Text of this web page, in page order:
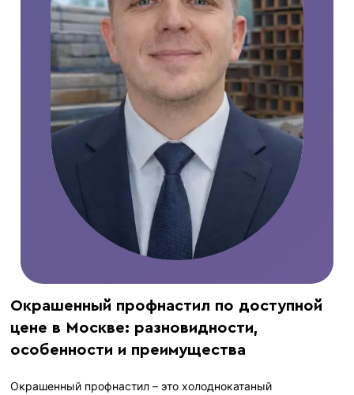
Окрашенный профнастил по доступной
цене в Москве: разновидности,
особенности и преимущества
Окрашенный профнастил – это холоднокатаный